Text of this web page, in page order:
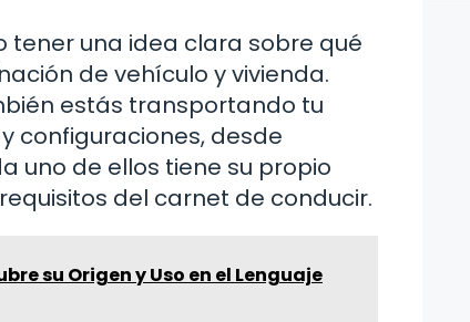
tener una idea clara sobre qué
de vehículo y vivienda.
estás transportando tu
configuraciones, desde
uno de ellos tiene su propio
del carnet de conducir.
su Origen y Uso en el Lenguaje